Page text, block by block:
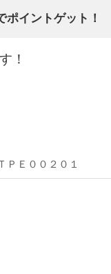
ポイントゲット！
！
Ｅ００２０１